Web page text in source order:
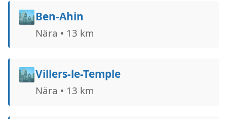
🏙️Ben-Ahin
Nära • 13 km
🏙️Villers-le-Temple
Nära • 13 km